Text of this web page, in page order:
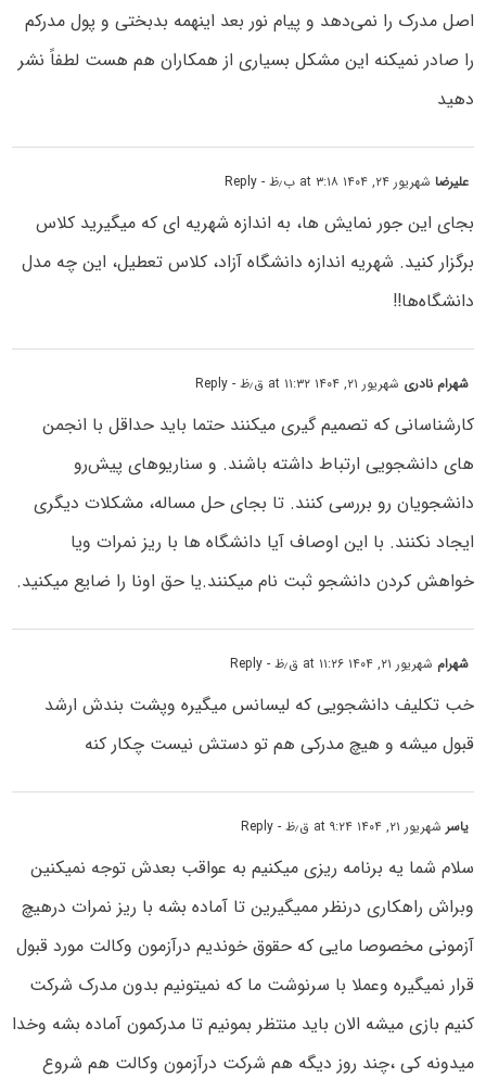
اصل مدرک را نمی‌دهد و پیام نور بعد اینهمه بدبختی و پول مدرکم
را صادر نمیکنه این مشکل بسیاری از همکاران هم هست لطفاً نشر
دهید
علیرضاشهریور ۲۴, ۱۴۰۴ at ۳:۱۸ ب٫ظ - Reply
بجای این جور نمایش ها، به اندازه شهریه ای که میگیرید کلاس
برگزار کنید. شهریه اندازه دانشگاه آزاد، کلاس تعطیل، این چه مدل
دانشگاه‌ها!!
شهرام نادری شهریور ۲۱, ۱۴۰۴ at ۱۱:۳۲ ق٫ظ - Reply
کارشناسانی که تصمیم گیری میکنند حتما باید حداقل با انجمن
های دانشجویی ارتباط داشته باشند. و سناریوهای پیش‌رو
دانشجویان رو بررسی کنند. تا بجای حل مساله، مشکلات دیگری
ایجاد نکنند. با این اوصاف آیا دانشگاه ها با ریز نمرات ویا
خواهش کردن دانشجو ثبت نام میکنند.یا حق اونا را ضایع میکنید.
شهرام شهریور ۲۱, ۱۴۰۴ at ۱۱:۲۶ ق٫ظ - Reply
خب تکلیف دانشجویی که لیسانس میگیره وپشت بندش ارشد
قبول میشه و هیچ مدرکی هم تو دستش نیست چکار کنه
یاسر شهریور ۲۱, ۱۴۰۴ at ۹:۲۴ ق٫ظ - Reply
سلام شما یه برنامه ریزی میکنیم به عواقب بعدش توجه نمیکنین
وبراش راهکاری درنظر ممیگیرین تا آماده بشه با ریز نمرات درهیچ
آزمونی مخصوصا مایی که حقوق خوندیم درآزمون وکالت مورد قبول
قرار نمیگیره وعملا با سرنوشت ما که نمیتونیم بدون مدرک شرکت
کنیم بازی میشه الان باید منتظر بمونیم تا مدرکمون آماده بشه وخدا
میدونه کی ،چند روز دیگه هم شرکت درآزمون وکالت هم شروع